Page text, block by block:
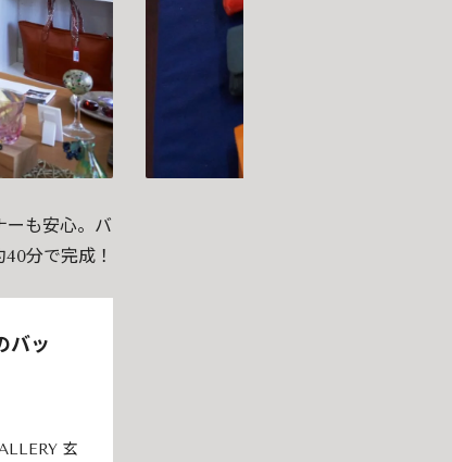
ーも安心。バ
分で完成！
バッ
玄